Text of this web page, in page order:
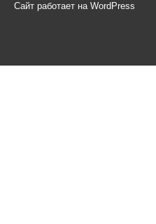
Сайт работает на WordPress